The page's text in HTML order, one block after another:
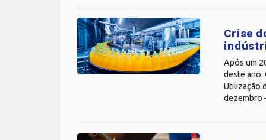
Crise
Após um
deste ano.
Utilização
dezembro